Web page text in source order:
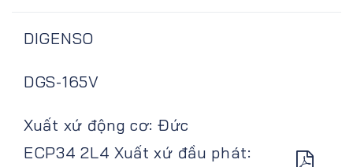
DIGENSO
DGS-165V
Xuất xứ động cơ: Đức
ECP34 2L4 Xuất xứ đầu phát: